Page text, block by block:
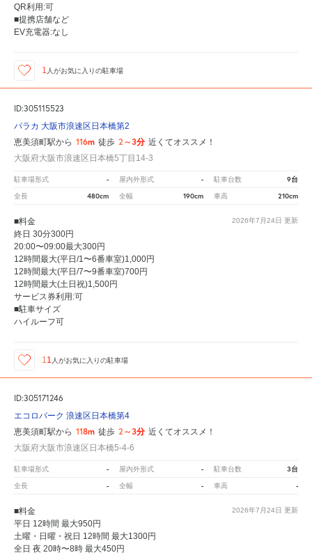
QR利用:可
■提携店舗など
EV充電器:なし
1 人がお気に入りの駐車場
ID:305115523
パラカ 大阪市浪速区日本橋第2
恵美須町駅から 116m 徒歩 2～3分 近くてオススメ！
大阪府大阪市浪速区日本橋5丁目14-3
駐車場形式 - 屋内外形式 - 駐車台数 9台
全長 480cm 全幅 190cm 車高 210cm
2026年7月24日 更新
■料金
終日 30分300円
20:00〜09:00最大300円
12時間最大(平日/1〜6番車室)1,000円
12時間最大(平日/7〜9番車室)700円
12時間最大(土日祝)1,500円
サービス券利用:可
■駐車サイズ
ハイルーフ可
11 人がお気に入りの駐車場
ID:305171246
エコロパーク 浪速区日本橋第4
恵美須町駅から 118m 徒歩 2～3分 近くてオススメ！
大阪府大阪市浪速区日本橋5-4-6
駐車場形式 - 屋内外形式 - 駐車台数 3台
全長 - 全幅 - 車高 -
2026年7月24日 更新
■料金
平日 12時間 最大950円
土曜・日曜・祝日 12時間 最大1300円
全日 夜 20時〜8時 最大450円